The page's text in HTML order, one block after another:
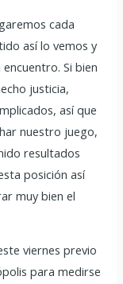
cada
así lo vemos y
Si bien
justicia,
así que
nuestro juego,
resultados
posición así
muy bien el
viernes previo
para medirse